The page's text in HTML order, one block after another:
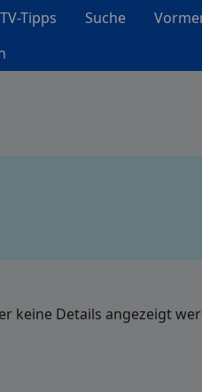
TV-Tipps Suche
keine Details angezeigt